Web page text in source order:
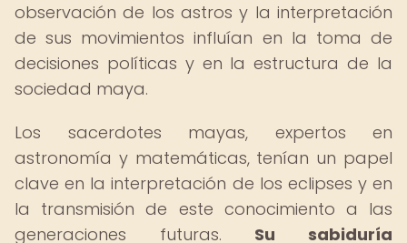
observación de los astros y la interpretación
de sus movimientos influían en la toma de
decisiones políticas y en la estructura de la
sociedad maya.
Los sacerdotes mayas, expertos en
astronomía y matemáticas, tenían un papel
clave en la interpretación de los eclipses y en
la transmisión de este conocimiento a las
generaciones futuras. Su sabiduría